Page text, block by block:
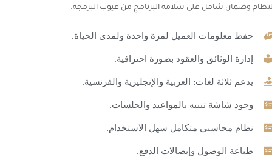
وضمان شامل على سلامة البرنامج من عيوب البرمجة.
حفظ معلومات العميل لمرة واحدة ولمدى الحياة.
إدارة الوثائق والعقود بصورة احترافية.
يدعم ثلاثة لغات: العربية والإنجليزية والفرنسية.
وجود شاشة تنبيه بالمواعيد والجلسات.
نظام محاسبي متكامل سهل الاستخدام.
طباعة الوصول وإيصالات الدفع.